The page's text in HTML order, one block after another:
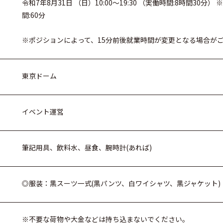
令和7年8月31日 （日）10:00～19:30 （実働時間:8時間30分）
間:60分
※ポジションによって、15分前後就業時間が変更となる場合が
東京ドーム
イベント運営
筆記用具、飲料水、昼食、腕時計(あれば)
◎服装：黒スーツ一式(黒パンツ、白ワイシャツ、黒ジャケッ
※不要な荷物や大金などは持ち込まないでください。